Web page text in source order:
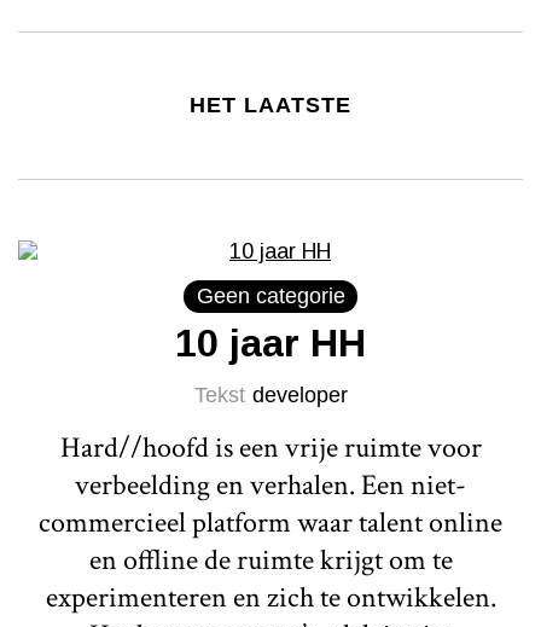
HET LAATSTE
Geen categorie
10 jaar HH
Tekst developer
Hard//hoofd is een vrije ruimte voor
verbeelding en verhalen. Een niet-
commercieel platform waar talent online
en offline de ruimte krijgt om te
experimenteren en zich te ontwikkelen.